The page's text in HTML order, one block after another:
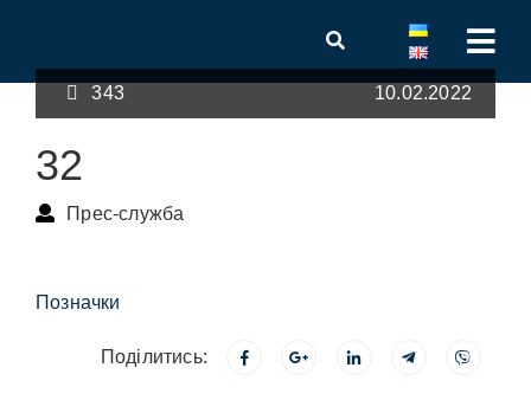
343 10.02.2022
32
Прес-служба
Позначки
Поділитись: